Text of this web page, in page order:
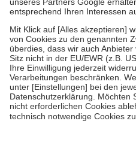
Um das Engagement der
stärken und die besondere
fallenkeine Zuzahlungenan bei:
• Kindern und Jugendlichen bis
mit Ausnahme der Fahrkosten
• Untersuchungen zur Vorsorge
GKV getragen werden
• empfohlenen Schutzimpfungen
• Harn- und Blutteststreifen